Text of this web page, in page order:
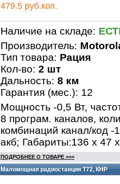
479.5 руб.коп.
Наличие на складе:
Производитель:
Тип товара: Рация
Кол-во: 2 шт
Дальность: 8 км
Гарантия (мес.): 12
Мощность -0,5 Вт,
8 програм. каналов,
комбинаций канал/код -
акб; Габариты:136 х 47
ПОДРОБНЕЕ О ТОВАРЕ >>>
Маломощная радиостанция Т72, КНР